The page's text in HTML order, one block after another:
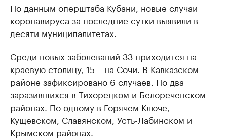
По данным оперштаба Кубани, новые случаи
коронавируса за последние сутки выявили в
десяти муниципалитетах.
Среди новых заболеваний 33 приходится на
краевую столицу, 15 – на Сочи. В Кавказском
районе зафиксировано 6 случаев. По два
заразившихся в Тихорецком и Белореченском
районах. По одному в Горячем Ключе,
Кущевском, Славянском, Усть-Лабинском и
Крымском районах.